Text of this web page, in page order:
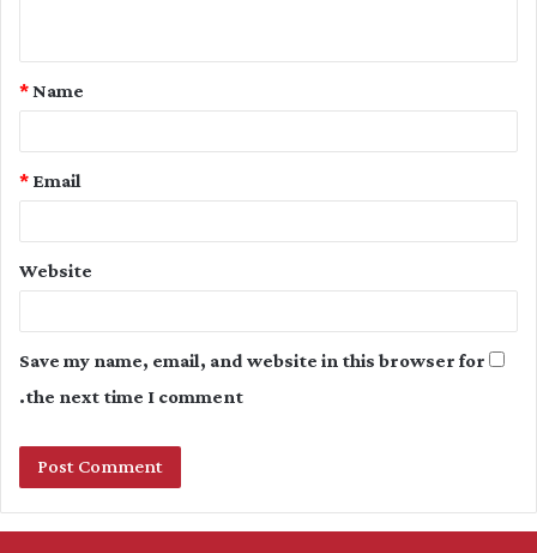
t
Name
*
Email
*
Website
Save my name, email, and website in this browser for
the next time I comment.